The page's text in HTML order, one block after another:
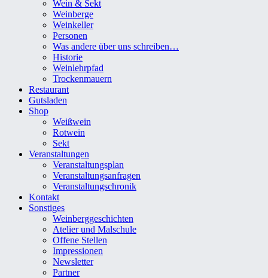
Wein & Sekt
Weinberge
Weinkeller
Personen
Was andere über uns schreiben…
Historie
Weinlehrpfad
Trockenmauern
Restaurant
Gutsladen
Shop
Weißwein
Rotwein
Sekt
Veranstaltungen
Veranstaltungsplan
Veranstaltungsanfragen
Veranstaltungschronik
Kontakt
Sonstiges
Weinberggeschichten
Atelier und Malschule
Offene Stellen
Impressionen
Newsletter
Partner